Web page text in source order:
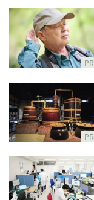
PR
PR